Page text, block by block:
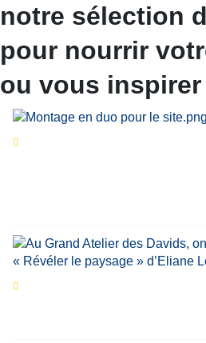
notre sélection
pour nourrir
ou vous inspirer